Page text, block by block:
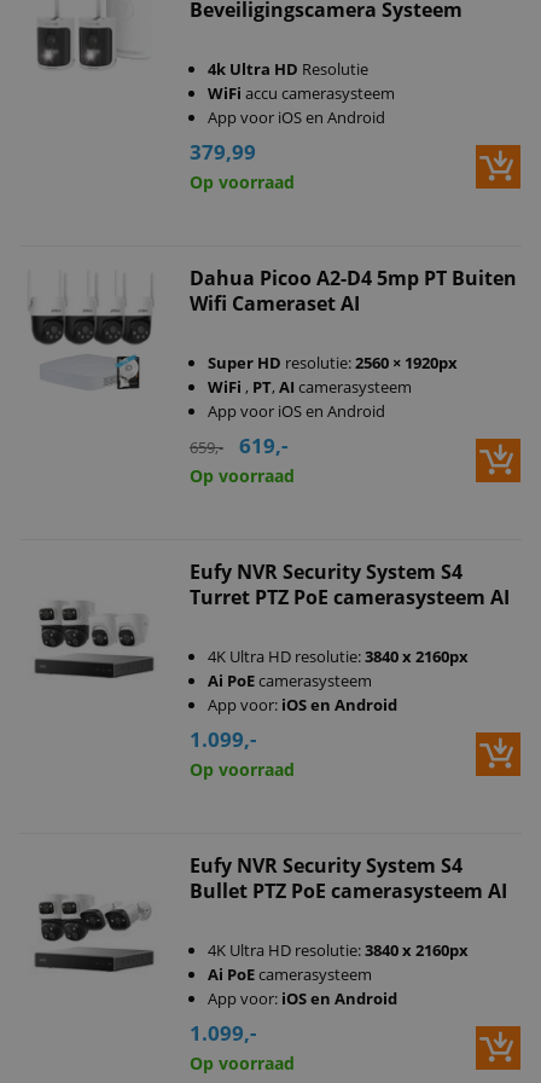
Beveiligingscamera Systeem
4k Ultra HD Resolutie
WiFi accu camerasysteem
App voor iOS en Android
379,99
Op voorraad
Dahua Picoo A2-D4 5mp PT Buiten
Wifi Cameraset AI
Super HD resolutie:2560 × 1920px
WiFi , PT, AI camerasysteem
App voor iOS en Android
659,-
619,-
Op voorraad
Eufy NVR Security System S4
Turret PTZ PoE camerasysteem AI
4K Ultra HD resolutie:3840 x 2160px
Ai PoEcamerasysteem
App voor: iOS en Android
1.099,-
Op voorraad
Eufy NVR Security System S4
Bullet PTZ PoE camerasysteem AI
4K Ultra HD resolutie:3840 x 2160px
Ai PoEcamerasysteem
App voor: iOS en Android
1.099,-
Op voorraad